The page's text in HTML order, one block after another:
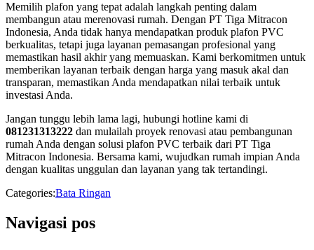
Memilih plafon yang tepat adalah langkah penting dalam
membangun atau merenovasi rumah. Dengan PT Tiga Mitracon
Indonesia, Anda tidak hanya mendapatkan produk plafon PVC
berkualitas, tetapi juga layanan pemasangan profesional yang
memastikan hasil akhir yang memuaskan. Kami berkomitmen untuk
memberikan layanan terbaik dengan harga yang masuk akal dan
transparan, memastikan Anda mendapatkan nilai terbaik untuk
investasi Anda.
Jangan tunggu lebih lama lagi, hubungi hotline kami di
081231313222 dan mulailah proyek renovasi atau pembangunan
rumah Anda dengan solusi plafon PVC terbaik dari PT Tiga
Mitracon Indonesia. Bersama kami, wujudkan rumah impian Anda
dengan kualitas unggulan dan layanan yang tak tertandingi.
Categories:Bata Ringan
Navigasi pos